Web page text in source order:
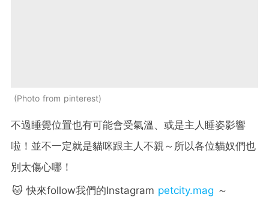
Photo from pinterest
不過睡覺位置也有可能會受氣溫、或是主人睡姿影響
啦！並不一定就是貓咪跟主人不親～所以各位貓奴們也
別太傷心哪！
🐱 快來follow我們的Instagram petcity.mag ～